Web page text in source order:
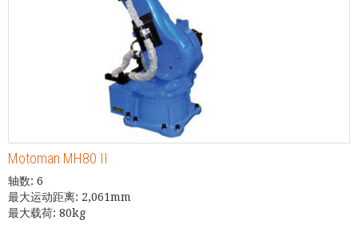
Motoman MH80 II
轴数: 6
最大运动距离: 2,061mm
最大载荷: 80kg